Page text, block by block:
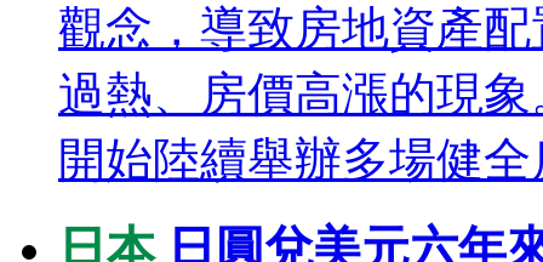
觀念，導致房地資產
過熱、房價高漲的現
開始陸續舉辦多場健
日本 日圓兌美元六年